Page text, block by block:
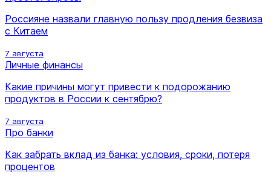
Россияне назвали главную пользу продления безвиза
с Китаем
7 августа
Личные финансы
Какие причины могут привести к подорожанию
продуктов в России к сентябрю?
7 августа
Про банки
Как забрать вклад из банка: условия, сроки, потеря
процентов